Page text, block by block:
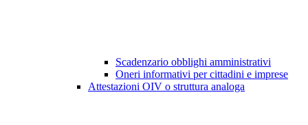
Scadenzario obblighi amministrativi
Oneri informativi per cittadini e imprese
Attestazioni OIV o struttura analoga